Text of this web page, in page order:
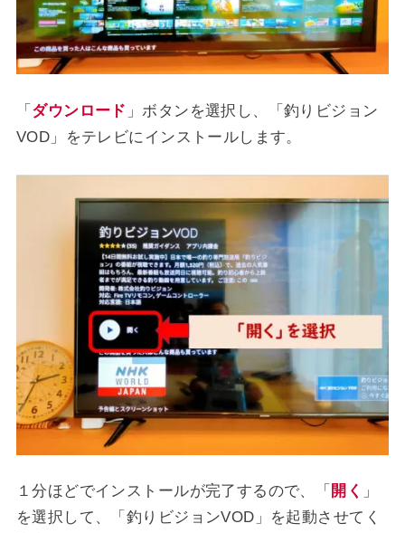
「 ダウンロード 」ボタンを選択し、「釣りビジョン
VOD」をテレビにインストールします。
１分ほどでインストールが完了するので、「 開く 」
を選択して、「釣りビジョンVOD」を起動させてく